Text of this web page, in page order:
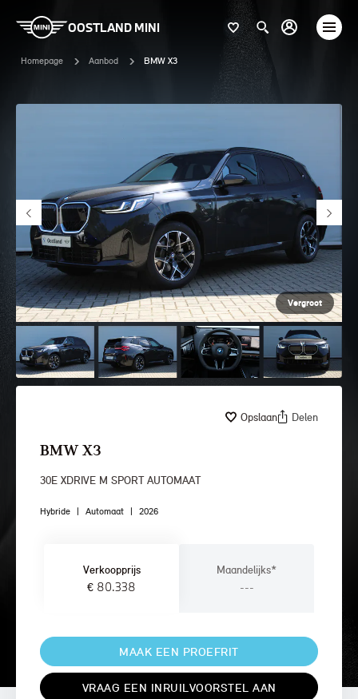
OOSTLAND MINI
Homepage Aanbod BMW X3
Vergroot
Opslaan Delen
BMW X3
30E XDRIVE M SPORT AUTOMAAT
Hybride | Automaat | 2026
Verkoopprijs
€ 80.338
Maandelijks*
---
MAAK EEN PROEFRIT
VRAAG EEN INRUILVOORSTEL AAN